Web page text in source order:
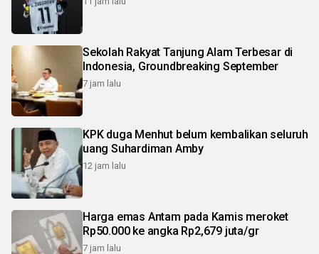
Sekolah Rakyat Tanjung Alam Terbesar di
Indonesia, Groundbreaking September
7 jam lalu
KPK duga Menhut belum kembalikan seluruh
uang Suhardiman Amby
12 jam lalu
Harga emas Antam pada Kamis meroket
Rp50.000 ke angka Rp2,679 juta/gr
7 jam lalu